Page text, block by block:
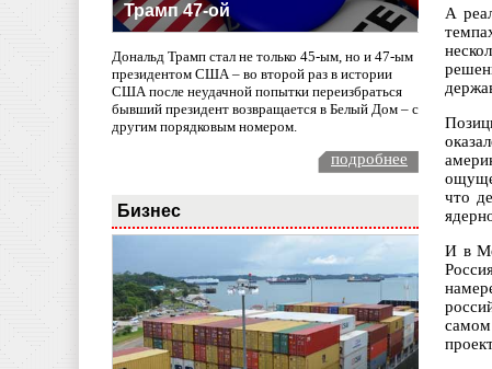
Трамп 47-ой
Дональд Трамп стал не только 45-ым, но и 47-ым
президентом США – во второй раз в истории
США после неудачной попытки переизбраться
бывший президент возвращается в Белый Дом – с
другим порядковым номером.
подробнее
Бизнес
А
что
И в